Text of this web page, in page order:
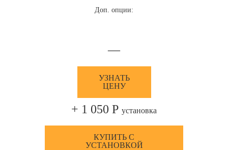
Доп. опции:
—
УЗНАТЬ
ЦЕНУ
+ 1 050 Р установка
КУПИТЬ С
УСТАНОВКОЙ